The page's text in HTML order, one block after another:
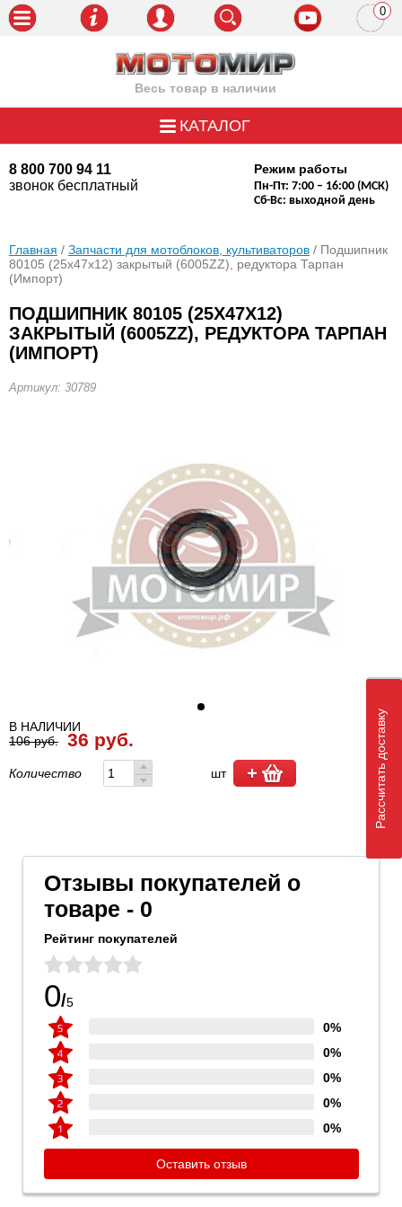
Весь товар в наличии
8 800 700 94 11
звонок бесплатный
Режим работы
Пн-Пт: 7:00 – 16:00 (МСК)
Сб-Вс: выходной день
0
КАТАЛОГ
Главная / Запчасти для мотоблоков, культиваторов / Подшипник
80105 (25x47x12) закрытый (6005ZZ), редуктора Тарпан
(Импорт)
ПОДШИПНИК 80105 (25X47X12)
ЗАКРЫТЫЙ (6005ZZ), РЕДУКТОРА ТАРПАН
(ИМПОРТ)
Артикул: 30789
В НАЛИЧИИ
106 руб.
36 руб.
Количество шт
Отзывы покупателей о
товаре - 0
Рейтинг покупателей
0/5
0%
0%
0%
0%
0%
Оставить отзыв
Рассчитать доставку